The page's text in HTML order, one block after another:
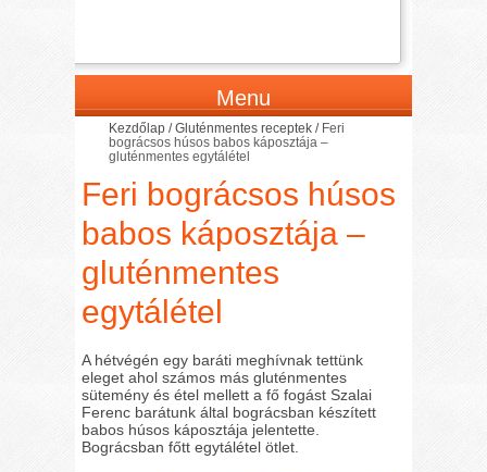
Menu
Kezdőlap /Gluténmentes receptek / Feri
bográcsos húsos babos káposztája –
gluténmentes egytálétel
Feri bográcsos húsos
babos káposztája –
gluténmentes
egytálétel
A hétvégén egy baráti meghívnak tettünk
eleget ahol számos más gluténmentes
sütemény és étel mellett a fő fogást Szalai
Ferenc barátunk által bográcsban készített
babos húsos káposztája jelentette.
Bográcsban főtt egytálétel ötlet.